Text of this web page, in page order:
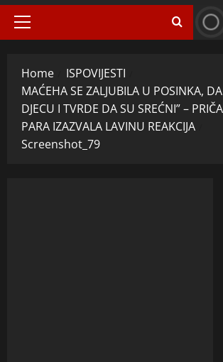
Primary
Home
ISPOVIJESTI
MAĆEHA SE ZALJUBILA U POSINKA,
DJECU I TVRDE DA SU SREĆNI” –
PARA IZAZVALA LAVINU REAKCIJA
Screenshot_79